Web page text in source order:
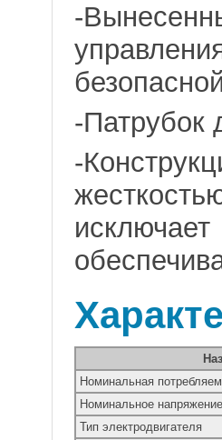
-
-Патрубок
-
Номинальная
Номинальное
Тип электродвигателя